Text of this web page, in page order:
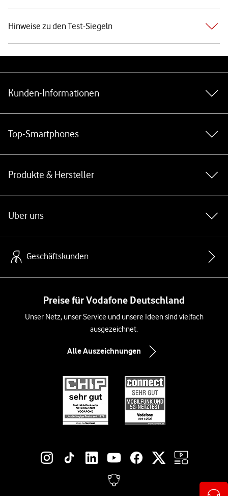
Hinweise zu den Test-Siegeln
Kunden-Informationen
Top-Smartphones
Produkte & Hersteller
Über uns
Geschäftskunden
Preise für Vodafone Deutschland
Unser Netz, unser Service und unsere Ideen sind vielfach
ausgezeichnet.
Alle Auszeichnungen
Social-Media-Links